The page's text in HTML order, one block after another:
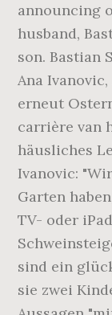
announcing
husband,
son. Bastian
Ana
erneut
carrière van
häusliches
Ivanovic:
Garten
TV- oder
sind ein
sie zwei